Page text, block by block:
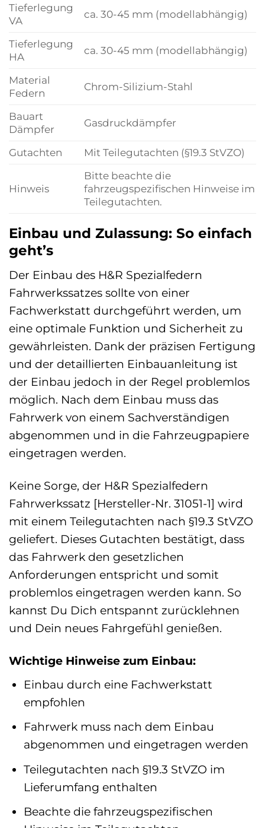
Tieferlegung
VA
ca. 30-45 mm (modellabhängig)
Tieferlegung
HA
ca. 30-45 mm (modellabhängig)
Material
Federn
Chrom-Silizium-Stahl
Bauart
Dämpfer
Gasdruckdämpfer
Gutachten Mit Teilegutachten (§19.3 StVZO)
Hinweis
Bitte beachte die
fahrzeugspezifischen Hinweise im
Teilegutachten.
Einbau und Zulassung: So einfach
geht’s
Der Einbau des H&R Spezialfedern
Fahrwerkssatzes sollte von einer
Fachwerkstatt durchgeführt werden, um
eine optimale Funktion und Sicherheit zu
gewährleisten. Dank der präzisen Fertigung
und der detaillierten Einbauanleitung ist
der Einbau jedoch in der Regel problemlos
möglich. Nach dem Einbau muss das
Fahrwerk von einem Sachverständigen
abgenommen und in die Fahrzeugpapiere
eingetragen werden.
Keine Sorge, der H&R Spezialfedern
Fahrwerkssatz [Hersteller-Nr. 31051-1] wird
mit einem Teilegutachten nach §19.3 StVZO
geliefert. Dieses Gutachten bestätigt, dass
das Fahrwerk den gesetzlichen
Anforderungen entspricht und somit
problemlos eingetragen werden kann. So
kannst Du Dich entspannt zurücklehnen
und Dein neues Fahrgefühl genießen.
Wichtige Hinweise zum Einbau:
Einbau durch eine Fachwerkstatt
empfohlen
Fahrwerk muss nach dem Einbau
abgenommen und eingetragen werden
Teilegutachten nach §19.3 StVZO im
Lieferumfang enthalten
Beachte die fahrzeugspezifischen